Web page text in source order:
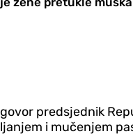
predsjednik
i mučenjem